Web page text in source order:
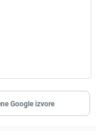
Google izvore